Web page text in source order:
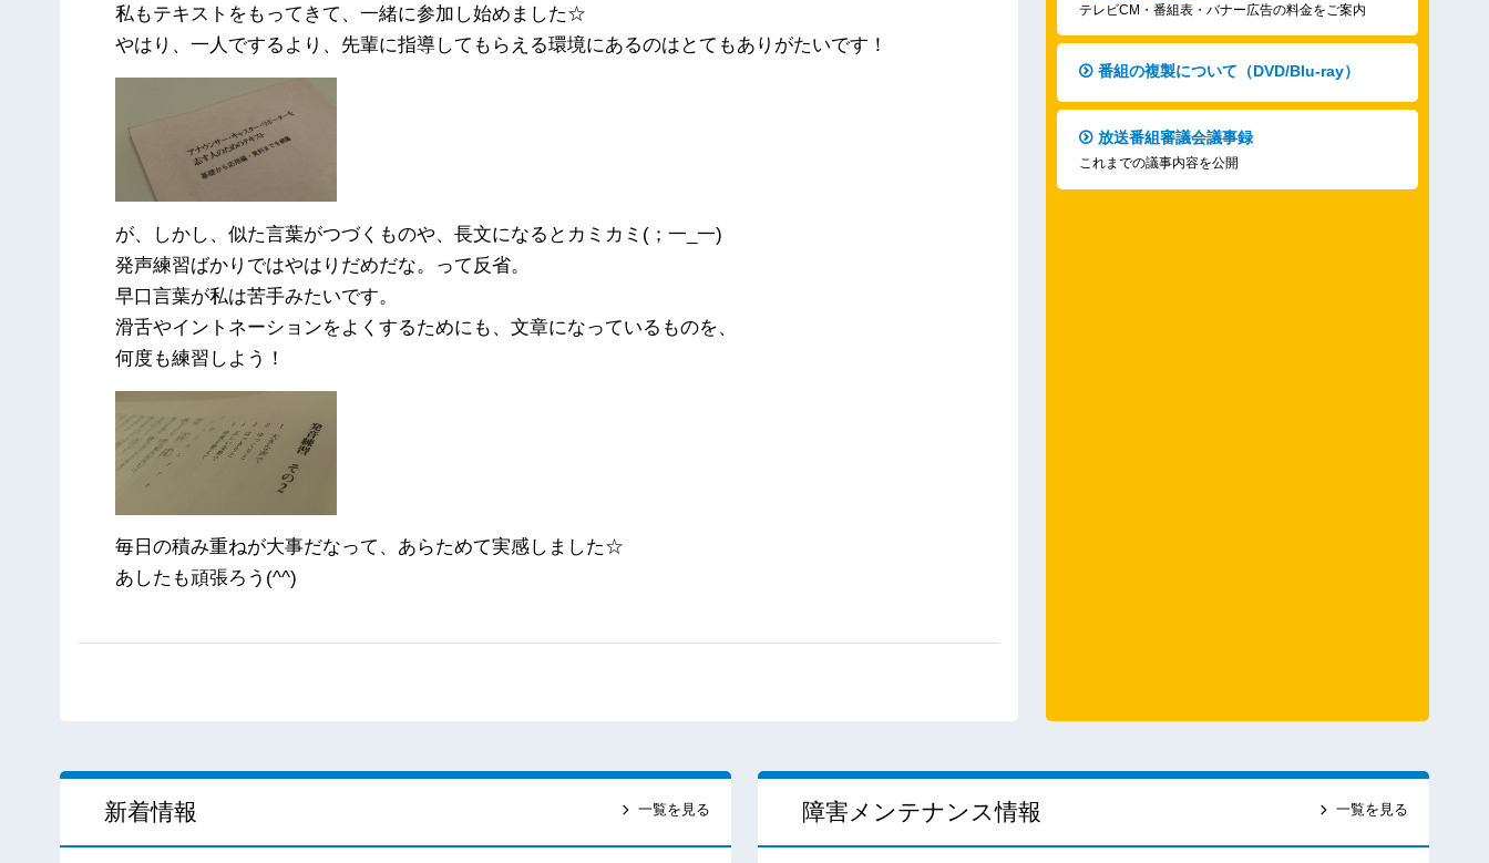
私もテキストをもってきて、一緒に参加し始めました☆
やはり、一人でするより、先輩に指導してもらえる環境にあるのはとてもありがたいです！
が、しかし、似た言葉がつづくものや、長文になるとカミカミ(；一_一)
発声練習ばかりではやはりだめだな。って反省。
早口言葉が私は苦手みたいです。
滑舌やイントネーションをよくするためにも、文章になっているものを、
何度も練習しよう！
毎日の積み重ねが大事だなって、あらためて実感しました☆
あしたも頑張ろう(^^)
テレビCM・番組表・バナー広告の料金をご案内
番組の複製について（DVD/Blu-ray）
放送番組審議会議事録
これまでの議事内容を公開
新着情報 一覧を見る 障害メンテナンス情報 一覧を見る